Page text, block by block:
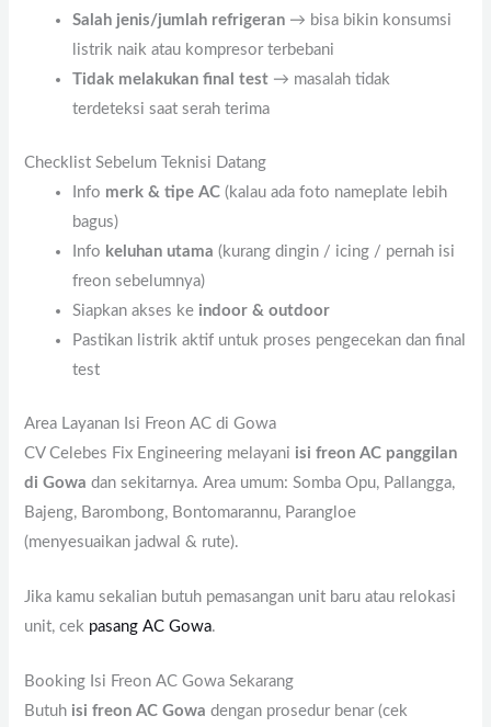
Salah jenis/jumlah refrigeran → bisa bikin konsumsi
listrik naik atau kompresor terbebani
Tidak melakukan final test → masalah tidak
terdeteksi saat serah terima
Checklist Sebelum Teknisi Datang
Info merk & tipe AC (kalau ada foto nameplate lebih
bagus)
Info keluhan utama (kurang dingin / icing / pernah isi
freon sebelumnya)
Siapkan akses ke indoor & outdoor
Pastikan listrik aktif untuk proses pengecekan dan final
test
Area Layanan Isi Freon AC di Gowa
CV Celebes Fix Engineering melayani isi freon AC panggilan
di Gowa dan sekitarnya. Area umum: Somba Opu, Pallangga,
Bajeng, Barombong, Bontomarannu, Parangloe
(menyesuaikan jadwal & rute).
Jika kamu sekalian butuh pemasangan unit baru atau relokasi
unit, cek pasang AC Gowa.
Booking Isi Freon AC Gowa Sekarang
Butuh isi freon AC Gowa dengan prosedur benar (cek